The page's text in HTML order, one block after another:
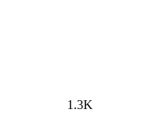
1.3K